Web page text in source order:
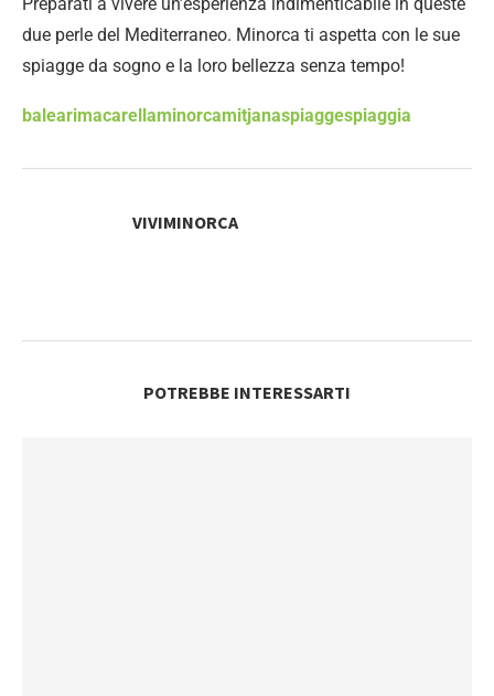
due perle del Mediterraneo. Minorca ti aspetta con le sue
spiagge da sogno e la loro bellezza senza tempo!
balearimacarellaminorcamitjanaspiaggespiaggia
VIVIMINORCA
POTREBBE INTERESSARTI